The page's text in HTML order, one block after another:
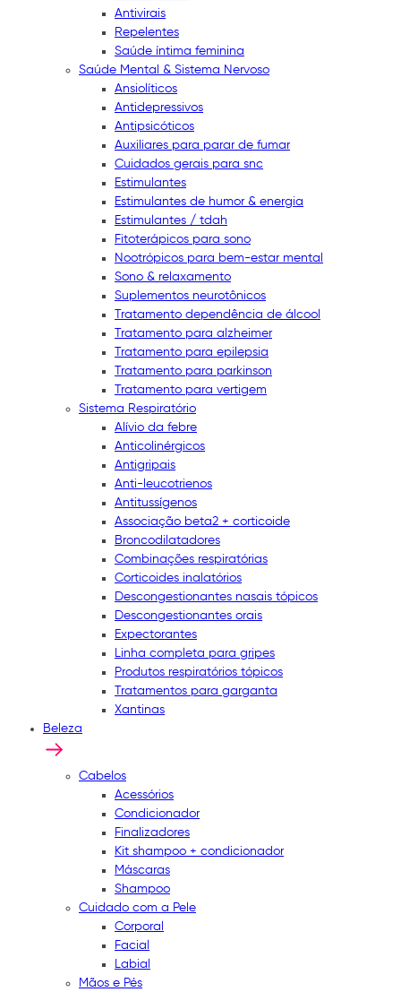
Antivirais
Repelentes
Saúde íntima feminina
Saúde Mental & Sistema Nervoso
Ansiolíticos
Antidepressivos
Antipsicóticos
Auxiliares para parar de fumar
Cuidados gerais para snc
Estimulantes
Estimulantes de humor & energia
Estimulantes / tdah
Fitoterápicos para sono
Nootrópicos para bem-estar mental
Sono & relaxamento
Suplementos neurotônicos
Tratamento dependência de álcool
Tratamento para alzheimer
Tratamento para epilepsia
Tratamento para parkinson
Tratamento para vertigem
Sistema Respiratório
Alívio da febre
Anticolinérgicos
Antigripais
Anti-leucotrienos
Antitussígenos
Associação beta2 + corticoide
Broncodilatadores
Combinações respiratórias
Corticoides inalatórios
Descongestionantes nasais tópicos
Descongestionantes orais
Expectorantes
Linha completa para gripes
Produtos respiratórios tópicos
Tratamentos para garganta
Xantinas
Beleza
Cabelos
Acessórios
Condicionador
Finalizadores
Kit shampoo + condicionador
Máscaras
Shampoo
Cuidado com a Pele
Corporal
Facial
Labial
Mãos e Pés